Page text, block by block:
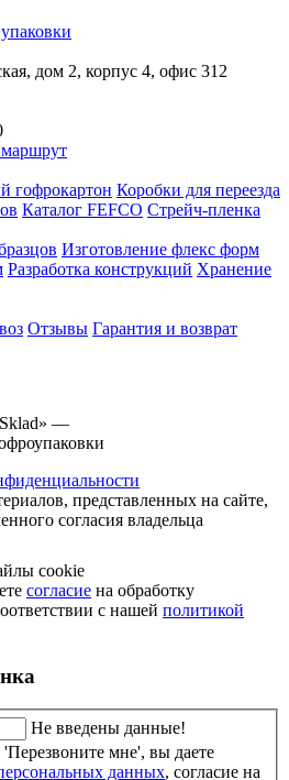
дом 2, корпус 4, офис 312
гофрокартон Коробки для переезда
Каталог FEFCO Стрейч-пленка
Изготовление флекс форм
Разработка конструкций Хранение
Отзывы Гарантия и возврат
—
представленных на сайте,
согласия владельца
cookie
согласие на обработку
с нашей политикой
Не введены данные!
мне', вы даете
данных, согласие на